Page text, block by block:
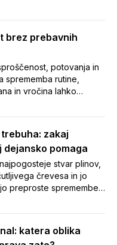
brez prebavnih
potovanja in
rutine,
in vročina lahko
in potovalna driska
smo zbrali sedem
s katerimi boste tudi
za urejeno prebavo in
🌞
zakaj
dejansko pomaga
stvar plinov,
črevesa in jo
preproste spremembe
prej k zdravniku kot
katera oblika